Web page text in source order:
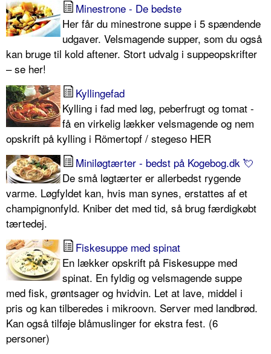
Minestrone - De bedste
Her får du minestrone suppe i 5 spændende
udgaver. Velsmagende supper, som du også
kan bruge til kold aftener. Stort udvalg i suppeopskrifter
– se her!
Kyllingefad
Kylling i fad med løg, peberfrugt og tomat -
få en virkelig lækker velsmagende og nem
opskrift på kylling i Römertopf / stegeso HER
Miniløgtærter - bedst på Kogebog.dk 💘
De små løgtærter er allerbedst rygende
varme. Løgfyldet kan, hvis man synes, erstattes af et
champignonfyld. Kniber det med tid, så brug færdigkøbt
tærtedej.
Fiskesuppe med spinat
En lækker opskrift på Fiskesuppe med
spinat. En fyldig og velsmagende suppe
med fisk, grøntsager og hvidvin. Let at lave, middel i
pris og kan tilberedes i mikroovn. Server med landbrød.
Kan også tilføje blåmuslinger for ekstra fest. (6
personer)